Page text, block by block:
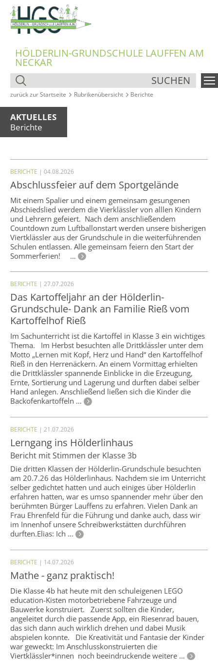
HÖLDERLIN-GRUNDSCHULE LAUFFEN AM
NECKAR
SUCHEN
zurück zur Startseite Rubrikenübersicht Berichte
AKTUELLES
Berichte
BERICHTE | 04.08.2026
Abschlussfeier auf dem Sportgelände
Mit einem Spalier und einem gemeinsam gesungenen
Abschiedslied werdem die Vierklässler von alllen Kindern
und Lehrern gefeiert. Nach dem anschließendem
Countdown zum Luftballonstart werden unsere bisherigen
Viertklässler aus der Grundschule in die weiterführenden
Schulen entlassen. Alle gemeinsam feiern den Start der
Sommerferien! …
BERICHTE | 27.07.2026
Das Kartoffeljahr an der Hölderlin-
Grundschule- Dank an Familie Rieß vom
Kartoffelhof Rieß
Im Sachunterricht ist die Kartoffel in Klasse 3 ein wichtiges
Thema. Im Herbst besuchten alle Drittklässler unter dem
Motto „Lernen mit Kopf, Herz und Hand“ den Kartoffelhof
Rieß in den Herrenäckern. An einem Vormittag erhielten
die Drittklässler spannende Einblicke in die Erzeugung,
Ernte, Sortierung und Lagerung und durften dabei selber
Hand anlegen. Anschließend ließen sich die Kinder die
Backofenkartoffeln …
BERICHTE | 21.07.2026
Lerngang ins Hölderlinhaus
Bericht mit Stimmen der Klasse 3b
Die dritten Klassen der Hölderlin-Grundschule besuchten
am 20.7.26 das Hölderlinhaus. Nachdem sie im Unterricht
selber gedichtet hatten und auch einiges über Hölderlin
erfahren hatten, war es umso spannender mehr über den
berühmten Bürger Lauffens zu erfahren. Vielen Dank an
Frau Ehrenfeld für die Führung und danke auch, dass wir
im Innenhof unsere Schreibwerkstätten durchführen
durften.Elias: Ich …
BERICHTE | 14.07.2026
Mathe - ganz praktisch!
Die Klasse 4b hat heute mit den schuleigenen LEGO
education-Kisten motorbetriebene Fahrzeuge und
Bauwerke konstruiert. Zuerst sollten die Kinder,
angeleitet durch die passende App, ein Riesenrad bauen,
das sich dann auch wirklich drehen und dabei Musik
abspielen konnte. Die Kreativität und Fantasie der Kinder
war geweckt: Im Anschlusskonstruierten die
Viertklässler*innen noch beeindruckende weitere …